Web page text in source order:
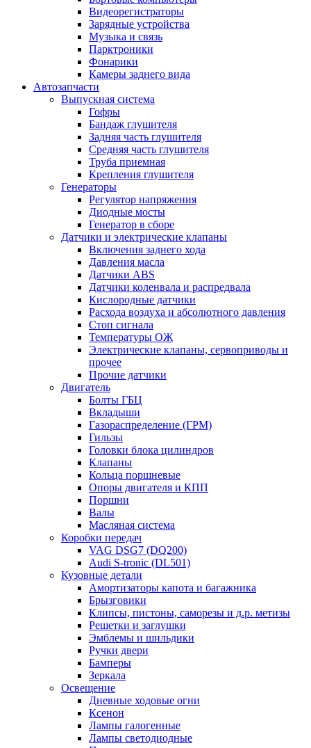
Видеорегистраторы
Зарядные устройства
Музыка и связь
Парктроники
Фонарики
Камеры заднего вида
Автозапчасти
Выпускная система
Гофры
Бандаж глушителя
Задняя часть глушителя
Средняя часть глушителя
Труба приемная
Крепления глушителя
Генераторы
Регулятор напряжения
Диодные мосты
Генератор в сборе
Датчики и электрические клапаны
Включения заднего хода
Давления масла
Датчики ABS
Датчики коленвала и распредвала
Кислородные датчики
Расхода воздуха и абсолютного давления
Стоп сигнала
Температуры ОЖ
Электрические клапаны, сервоприводы и
прочее
Прочие датчики
Двигатель
Болты ГБЦ
Вкладыши
Газораспределение (ГРМ)
Гильзы
Головки блока цилиндров
Клапаны
Кольца поршневые
Опоры двигателя и КПП
Поршни
Валы
Масляная система
Коробки передач
VAG DSG7 (DQ200)
Audi S-tronic (DL501)
Кузовные детали
Амортизаторы капота и багажника
Брызговики
Клипсы, пистоны, саморезы и д.р. метизы
Решетки и заглушки
Эмблемы и шильдики
Ручки двери
Бамперы
Зеркала
Освещение
Дневные ходовые огни
Ксенон
Лампы галогенные
Лампы светодиодные